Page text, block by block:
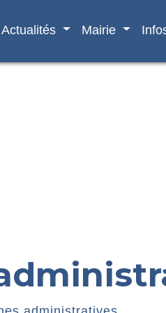
Actualités Mairie